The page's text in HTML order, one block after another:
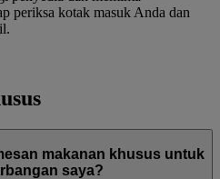
periksa kotak masuk Anda dan
makanan khusus untuk
saya?